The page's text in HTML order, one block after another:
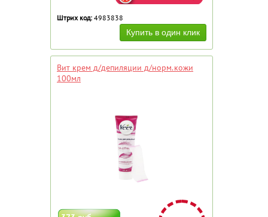
Штрих код: 4983838
Вит крем д/депиляции д/норм.кожи
100мл